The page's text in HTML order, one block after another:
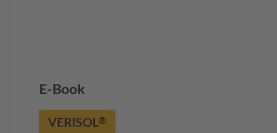
E-Book
VERISOL®